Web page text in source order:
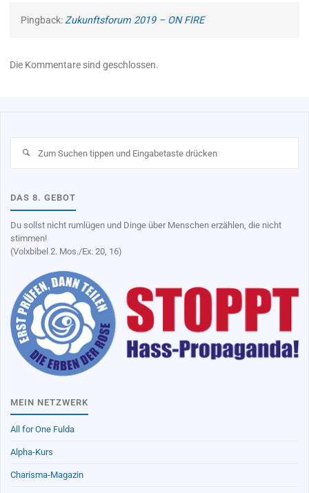
Pingback:Zukunftsforum 2019 – ON FIRE
Die Kommentare sind geschlossen.
DAS 8. GEBOT
Du sollst nicht rumlügen und Dinge über Menschen erzählen, die nicht
stimmen!
(Volxbibel 2. Mos./Ex. 20, 16)
MEIN NETZWERK
All for One Fulda
Alpha-Kurs
Charisma-Magazin